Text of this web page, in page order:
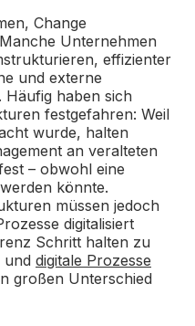
Change
Unternehmen
effizienter
und externe
Häufig haben sich
festgefahren: Weil
wurde, halten
an veralteten
– obwohl eine
könnte.
müssen jedoch
digitalisiert
Schritt halten zu
und digitale Prozesse
großen Unterschied